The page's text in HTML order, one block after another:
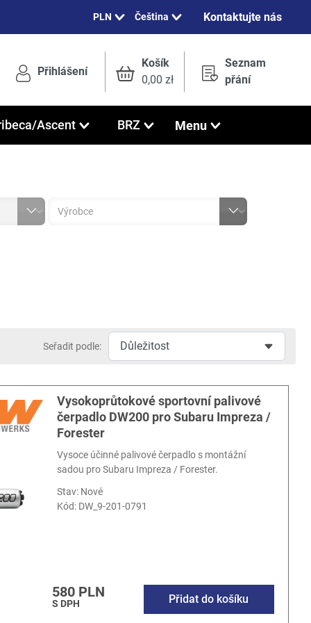
Čeština Kontaktujte nás
Přihlášení
Košík
0,00 zł
Seznam
přání
Ascent BRZ Menu
Seřadit podle:
Vysokoprůtokové sportovní palivové
čerpadlo DW200 pro Subaru Impreza /
Forester
Vysoce účinné palivové čerpadlo s montážní
sadou pro Subaru Impreza / Forester.
Stav: Nové
Kód: DW_9-201-0791
580 PLN
S DPH Přidat do košíku